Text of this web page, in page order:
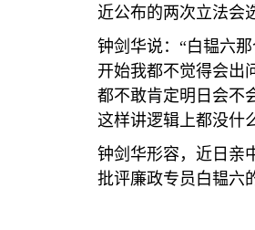
近公布的两次立法会
钟剑华说：“白韫六
开始我都不觉得会出
都不敢肯定明日会不
这样讲逻辑上都没什
钟剑华形容，近日亲
批评廉政专员白韫六